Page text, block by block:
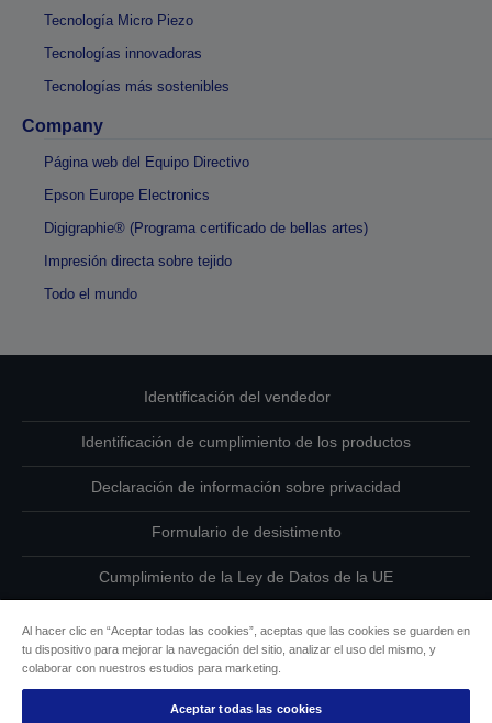
Tecnología Micro Piezo
Tecnologías innovadoras
Tecnologías más sostenibles
Company
Página web del Equipo Directivo
Epson Europe Electronics
Digigraphie® (Programa certificado de bellas artes)
Impresión directa sobre tejido
Todo el mundo
Identificación del vendedor
Identificación de cumplimiento de los productos
Declaración de información sobre privacidad
Formulario de desistimento
Cumplimiento de la Ley de Datos de la UE
Información sobre cookies
Compromiso de accesibilidad de Epson
Al hacer clic en “Aceptar todas las cookies”, aceptas que las cookies se guarden en
tu dispositivo para mejorar la navegación del sitio, analizar el uso del mismo, y
colaborar con nuestros estudios para marketing.
Aceptar todas las cookies